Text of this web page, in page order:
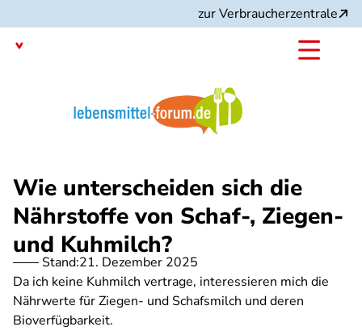
zum
Inhalt
zur Verbraucherzentrale
Wie unterscheiden sich die
Nährstoffe von Schaf-, Ziegen-
und Kuhmilch?
Stand:21. Dezember 2025
Da ich keine Kuhmilch vertrage, interessieren mich die
Nährwerte für Ziegen- und Schafsmilch und deren
Bioverfügbarkeit.